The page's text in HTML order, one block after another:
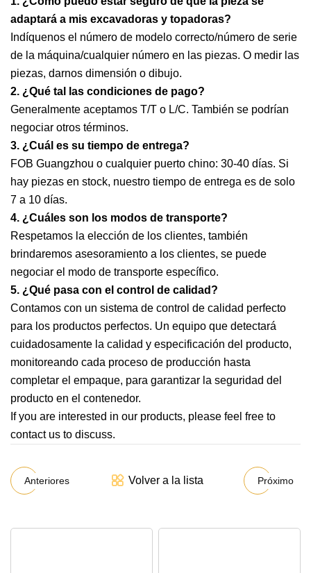
adaptará a mis excavadoras y topadoras?
Indíquenos el número de modelo correcto/número de serie
de la máquina/cualquier número en las piezas. O medir las
piezas, darnos dimensión o dibujo.
2. ¿Qué tal las condiciones de pago?
Generalmente aceptamos T/T o L/C. También se podrían
negociar otros términos.
3. ¿Cuál es su tiempo de entrega?
FOB Guangzhou o cualquier puerto chino: 30-40 días. Si
hay piezas en stock, nuestro tiempo de entrega es de solo
7 a 10 días.
4. ¿Cuáles son los modos de transporte?
Respetamos la elección de los clientes, también
brindaremos asesoramiento a los clientes, se puede
negociar el modo de transporte específico.
5. ¿Qué pasa con el control de calidad?
Contamos con un sistema de control de calidad perfecto
para los productos perfectos. Un equipo que detectará
cuidadosamente la calidad y especificación del producto,
monitoreando cada proceso de producción hasta
completar el empaque, para garantizar la seguridad del
producto en el contenedor.
If you are interested in our products, please feel free to
contact us to discuss.
Anteriores Volver a la lista Próximo